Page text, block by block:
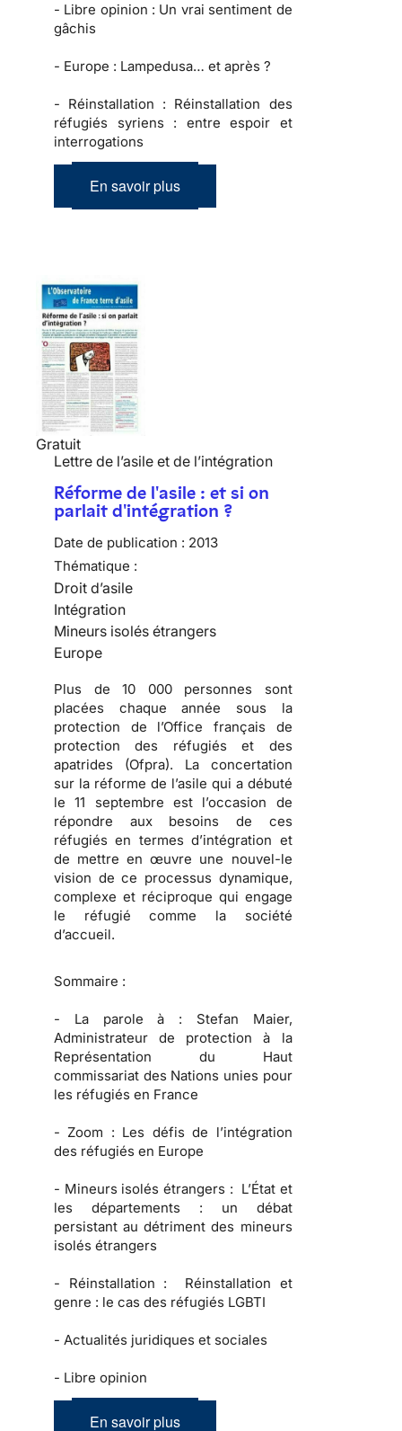
- Libre opinion : Un vrai sentiment de
gâchis
- Europe : Lampedusa… et après ?
- Réinstallation : Réinstallation des
réfugiés syriens : entre espoir et
interrogations
En savoir plus
Gratuit
Lettre de l’asile et de l’intégration
Réforme de l'asile : et si on
parlait d'intégration ?
Date de publication : 2013
Thématique :
Droit d’asile
Intégration
Mineurs isolés étrangers
Europe
Plus de 10 000 personnes sont
placées chaque année sous la
protection de l’Office français de
protection des réfugiés et des
apatrides (Ofpra). La concertation
sur la réforme de l’asile qui a débuté
le 11 septembre est l’occasion de
répondre aux besoins de ces
réfugiés en termes d’intégration et
de mettre en œuvre une nouvel-le
vision de ce processus dynamique,
complexe et réciproque qui engage
le réfugié comme la société
d’accueil.
Sommaire :
- La parole à : Stefan Maier,
Administrateur de protection à la
Représentation du Haut
commissariat des Nations unies pour
les réfugiés en France
- Zoom : Les défis de l’intégration
des réfugiés en Europe
- Mineurs isolés étrangers : L’État et
les départements : un débat
persistant au détriment des mineurs
isolés étrangers
- Réinstallation : Réinstallation et
genre : le cas des réfugiés LGBTI
- Actualités juridiques et sociales
- Libre opinion
En savoir plus